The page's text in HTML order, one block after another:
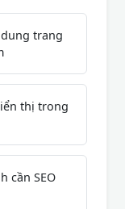
trang
thị trong
cần SEO